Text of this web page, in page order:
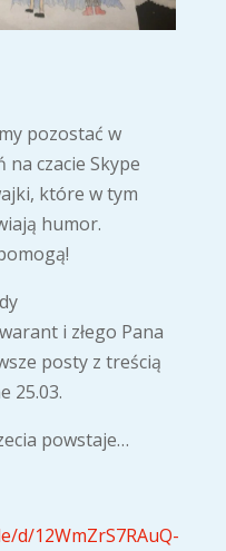
pozostać w
czacie Skype
które w tym
humor.
i złego Pana
posty z treścią
25.03.
powstaje…
d/12WmZrS7RAuQ-